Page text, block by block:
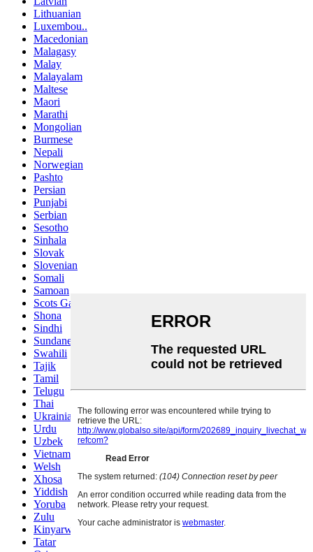
Lithuanian
Luxembou..
Macedonian
Malagasy
Malay
Malayalam
Maltese
Maori
Marathi
Mongolian
Burmese
Nepali
Norwegian
Pashto
Persian
Punjabi
Serbian
Sesotho
Sinhala
Slovak
Slovenian
Somali
Samoan
Scots Gaelic
Shona
Sindhi
Sundanese
Swahili
Tajik
Tamil
Telugu
Thai
Ukrainian
Urdu
Uzbek
Vietnamese
Welsh
Xhosa
Yiddish
Yoruba
Zulu
Kinyarwanda
Tatar